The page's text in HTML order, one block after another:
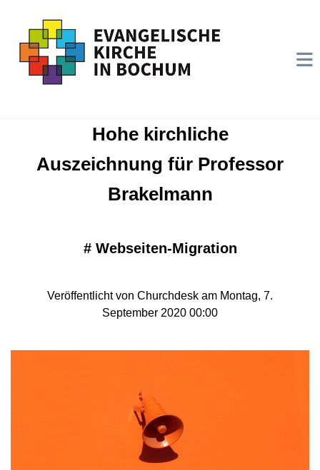
Hohe kirchliche
Auszeichnung für Professor
Brakelmann
# Webseiten-Migration
Veröffentlicht von Churchdesk am Montag, 7.
September 2020 00:00